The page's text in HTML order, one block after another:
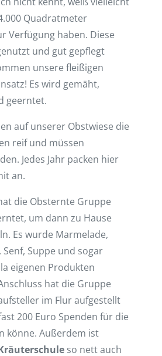
Quadratmeter
Verfügung haben. Diese
und gut gepflegt
unsere fleißigen
Es wird gemäht,
geerntet.
auf unserer Obstwiese die
reif und müssen
Jedes Jahr packen hier
an.
die Obsternte Gruppe
um dann zu Hause
Es wurde Marmelade,
Senf, Suppe und sogar
eigenen Produkten
hat die Gruppe
im Flur aufgestellt
200 Euro Spenden für die
könne. Außerdem ist
so nett auch